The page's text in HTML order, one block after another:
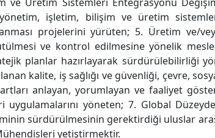
yönetim, işletim, bilişim ve üretim
projelerini yürüten; 5. Üretim ve/
ve kontrol edilmesine yönelik
planlar hazırlayarak sürdürülebilirliği
kalite, iş sağlığı ve güvenliği, çevre,
anlayan, yorumlayan ve faaliyet
uygulamalarını yöneten; 7. Global
sürdürülmesinin gerektirdiği uluslar
yetiştirmektir.